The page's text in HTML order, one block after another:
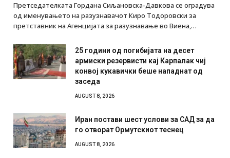
Претседателката Гордана Сиљановска-Давкова се оградува
од именувањето на разузнавачот Киро Тодоровски за
претставник на Агенцијата за разузнавање во Виена,…
25 години од погибијата на десет
армиски резервисти кај Карпалак чиј
конвој кукавички беше нападнат од
заседа
AUGUST 8, 2026
Иран постави шест услови за САД за да
го отворат Ормутскиот теснец
AUGUST 8, 2026